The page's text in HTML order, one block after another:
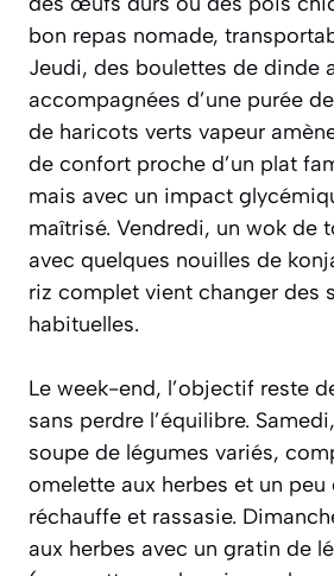
bon repas nomade,
Jeudi, des boulettes de dinde
accompagnées d’une purée
de haricots verts vapeur
de confort proche d’un plat
mais avec un impact
maîtrisé. Vendredi, un wok de
avec quelques nouilles de
riz complet vient changer des
habituelles.
Le week-end, l’objectif reste
sans perdre l’équilibre.
soupe de légumes variés,
omelette aux herbes et un
réchauffe et rassasie.
aux herbes avec un gratin de